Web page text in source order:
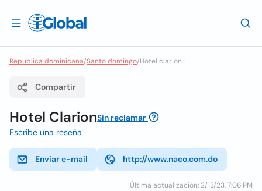
Republica dominicana/Santo domingo/Hotel clarion 1
Compartir
Hotel ClarionSin reclamar
Escribe una reseña
Enviar e-mail http://www.naco.com.do
Última actualización: 2/13/23, 7:06 PM